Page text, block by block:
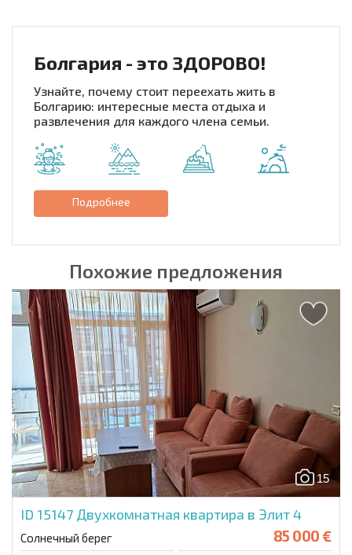
Болгария - это ЗДОРОВО!
Узнайте, почему стоит переехать жить в
Болгарию: интересные места отдыха и
развлечения для каждого члена семьи.
Подробнее
Похожие предложения
15
ID 15147 Двухкомнатная квартира в Элит 4
Солнечный берег 85 000 €